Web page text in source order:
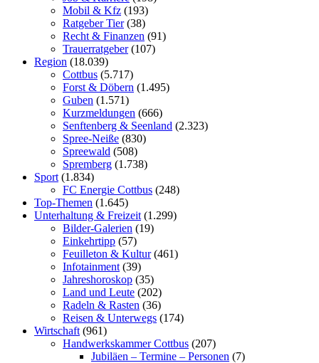
Mobil & Kfz (193)
Ratgeber Tier(38)
Recht & Finanzen (91)
Trauerratgeber(107)
Region (18.039)
Cottbus (5.717)
Forst & Döbern (1.495)
Guben (1.571)
Kurzmeldungen (666)
Senftenberg & Seenland (2.323)
Spree-Neiße (830)
Spreewald (508)
Spremberg (1.738)
Sport (1.834)
FC Energie Cottbus (248)
Top-Themen (1.645)
Unterhaltung & Freizeit (1.299)
Bilder-Galerien (19)
Einkehrtipp (57)
Feuilleton & Kultur(461)
Infotainment (39)
Jahreshoroskop (35)
Land und Leute (202)
Radeln & Rasten (36)
Reisen & Unterwegs (174)
Wirtschaft (961)
Handwerkskammer Cottbus (207)
Jubiläen – Termine – Personen (7)